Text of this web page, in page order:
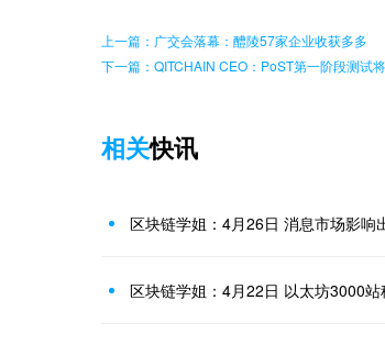
上一篇：广交会落幕：醴陵57家企业收获多多
下一篇：QITCHAIN CEO：PoST第一阶段测试
相关快讯
区块链学姐：4月26日 消息市场影响
区块链学姐：4月22日 以太坊3000